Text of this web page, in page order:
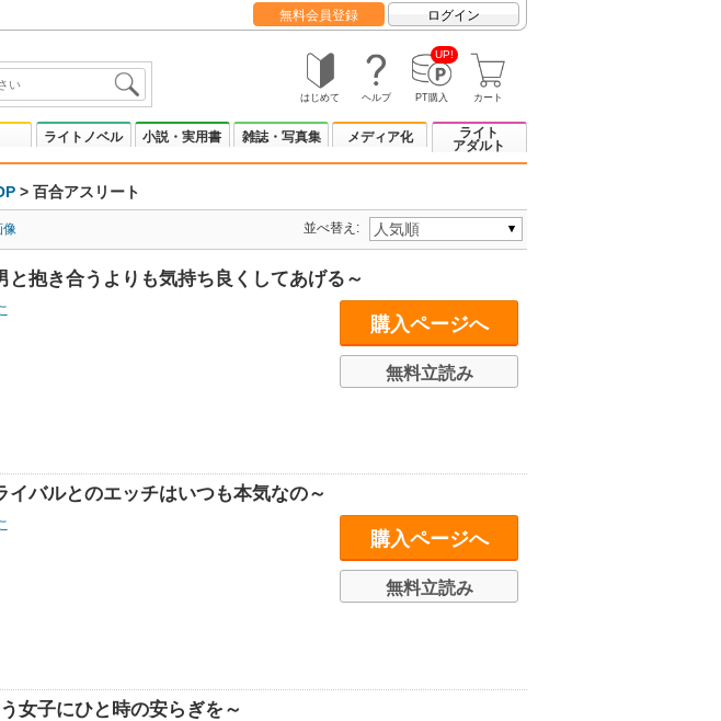
無料会員登録 ログイン
はじめて ヘルプ
UP!
PT購入 カート
ライトノベル 小説・実用書 雑誌・写真集 メディア化
ライト
アダルト
> 百合アスリート
像 並べ替え:
と抱き合うよりも気持ち良くしてあげる～
購入ページへ
無料立読み
イバルとのエッチはいつも本気なの～
購入ページへ
無料立読み
女子にひと時の安らぎを～